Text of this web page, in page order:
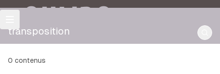
OULIPO
transposition
0 contenus